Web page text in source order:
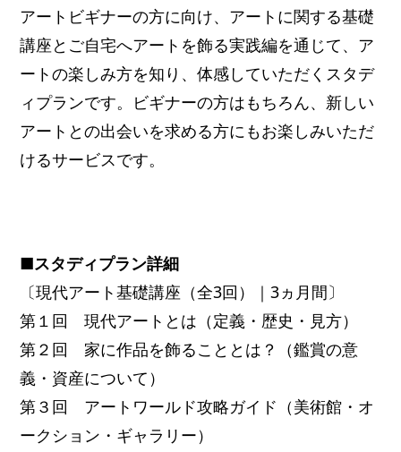
アートビギナーの方に向け、アートに関する基礎
講座とご自宅へアートを飾る実践編を通じて、ア
ートの楽しみ方を知り、体感していただくスタデ
ィプランです。ビギナーの方はもちろん、新しい
アートとの出会いを求める方にもお楽しみいただ
けるサービスです。
■スタディプラン詳細
〔現代アート基礎講座（全3回）｜3ヵ月間〕
第１回 現代アートとは（定義・歴史・見方）
第２回 家に作品を飾ることとは？（鑑賞の意
義・資産について）
第３回 アートワールド攻略ガイド（美術館・オ
ークション・ギャラリー）